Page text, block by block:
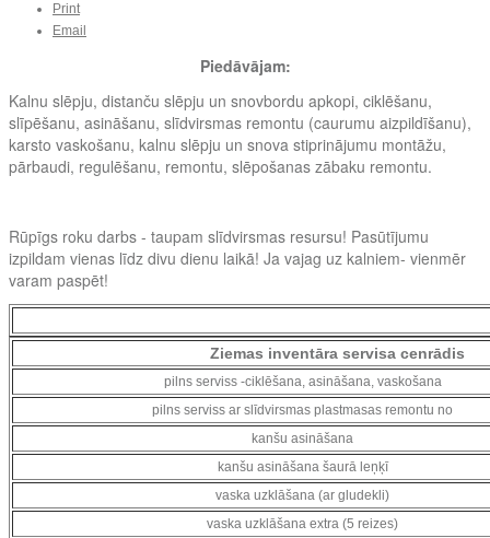
Print
Email
Piedāvājam:
Kalnu slēpju, distanču slēpju un snovbordu apkopi, ciklēšanu,
slīpēšanu, asināšanu, slīdvirsmas remontu (caurumu aizpildīšanu),
karsto vaskošanu, kalnu slēpju un snova stiprinājumu montāžu,
pārbaudi, regulēšanu, remontu, slēpošanas zābaku remontu.
Rūpīgs roku darbs - taupam slīdvirsmas resursu! Pasūtījumu
izpildam vienas līdz divu dienu laikā! Ja vajag uz kalniem- vienmēr
varam paspēt!
Ziemas inventāra servisa cenrādis
pilns serviss -ciklēšana, asināšana, vaskošana
pilns serviss ar slīdvirsmas plastmasas remontu no
kanšu asināšana
kanšu asināšana šaurā leņķī
vaska uzklāšana (ar gludekli)
vaska uzklāšana extra (5 reizes)